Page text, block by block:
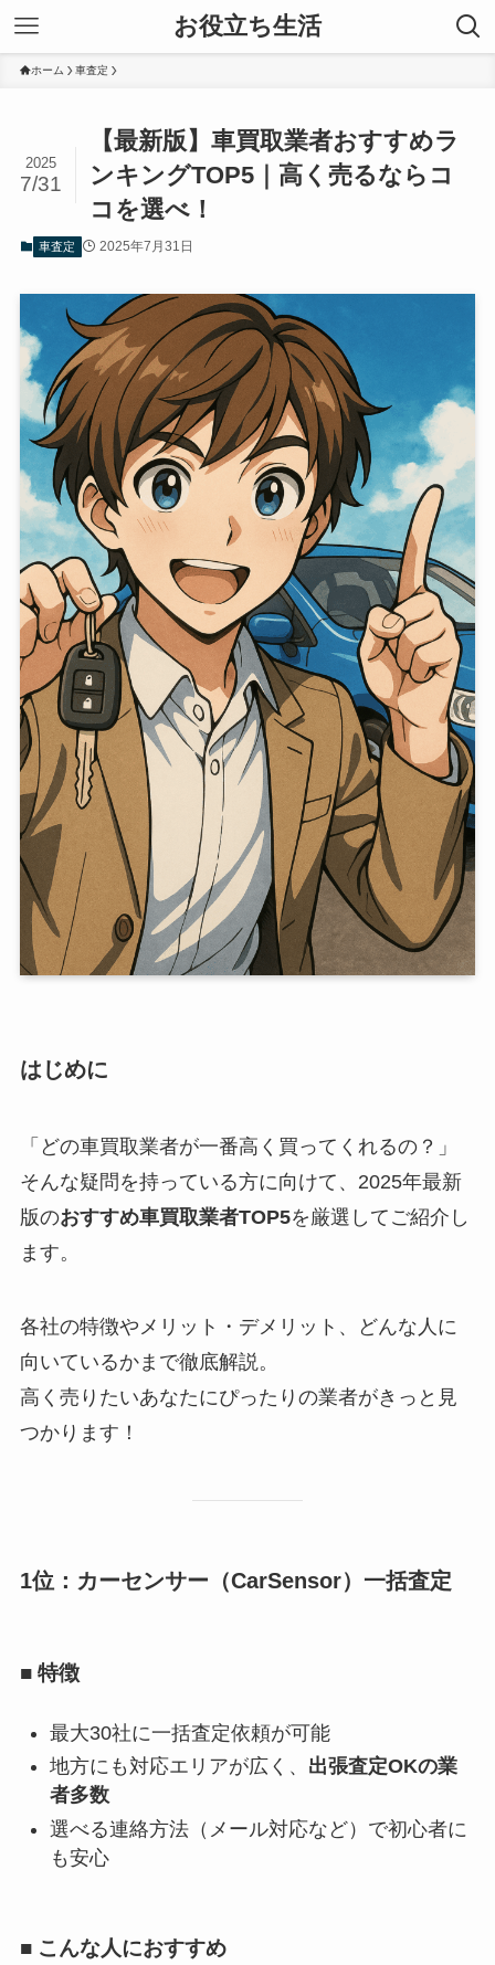
お役立ち生活
ホーム 車査定
【最新版】車買取業者おすすめラ
ンキングTOP5｜高く売るならコ
コを選べ！
2025
7/31
車査定 2025年7月31日
はじめに
「どの車買取業者が一番高く買ってくれるの？」
そんな疑問を持っている方に向けて、2025年最新
版のおすすめ車買取業者TOP5を厳選してご紹介し
ます。
各社の特徴やメリット・デメリット、どんな人に
向いているかまで徹底解説。
高く売りたいあなたにぴったりの業者がきっと見
つかります！
1位：カーセンサー（CarSensor）一括査定
■ 特徴
最大30社に一括査定依頼が可能
地方にも対応エリアが広く、 出張査定OKの業
者多数
選べる連絡方法（メール対応など）で初心者に
も安心
■ こんな人におすすめ